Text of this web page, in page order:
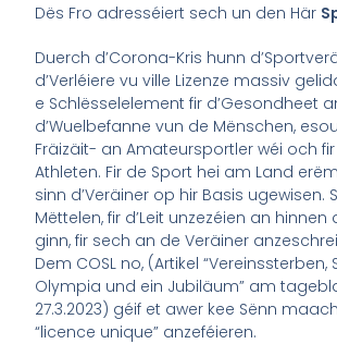
Dës Fro adresséiert sech un den Här
Duerch d’Corona-Kris hunn
d’Verléiere vu ville Lizenze massiv
e Schlësselelement fir d’Gesondheet
d’Wuelbefanne vun de Mënschen,
Fräizäit- an Amateursportler wéi och
Athleten. Fir de Sport hei am Land
sinn d’Veräiner op hir Basis ugewisen.
Mëttelen, fir d’Leit unzezéien an hinnen
ginn, fir sech an de Veräiner
Dem COSL no, (Artikel
Olympia und ein Jubiläum” am
27.3.2023) géif et awer kee Sënn
“licence unique” anzeféieren.